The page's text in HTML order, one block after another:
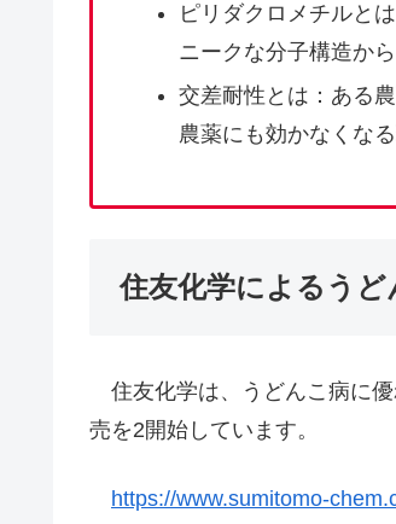
ピリダクロメチルと
ニークな分子構造か
交差耐性とは：ある
農薬にも効かなくなる
住友化学によるうど
住友化学は、うどんこ病に
売を2開始しています。
https://www.sumitomo-